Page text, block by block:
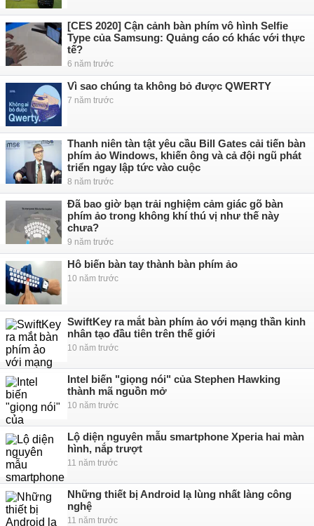
[CES 2020] Cận cảnh bàn phím vô hình Selfie
Type của Samsung: Quảng cáo có khác với thực
tế?
6 năm trước
Vì sao chúng ta không bỏ được QWERTY
7 năm trước
Thanh niên tàn tật yêu cầu Bill Gates cải tiến bàn
phím ảo Windows, khiến ông và cả đội ngũ phát
triển ngay lập tức vào cuộc
8 năm trước
Đã bao giờ bạn trải nghiệm cảm giác gõ bàn
phím ảo trong không khí thú vị như thế này
chưa?
9 năm trước
Hô biến bàn tay thành bàn phím ảo
10 năm trước
SwiftKey ra mắt bàn phím ảo với mạng thần kinh
nhân tạo đầu tiên trên thế giới
10 năm trước
Intel biến "giọng nói" của Stephen Hawking
thành mã nguồn mở
10 năm trước
Lộ diện nguyên mẫu smartphone Xperia hai màn
hình, nắp trượt
11 năm trước
Những thiết bị Android lạ lùng nhất làng công
nghệ
11 năm trước